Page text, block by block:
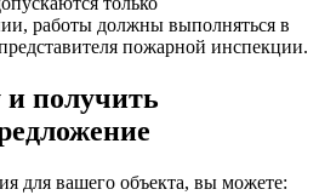
работы должны выполняться в
пожарной инспекции.
и получить
для вашего объекта, вы можете: